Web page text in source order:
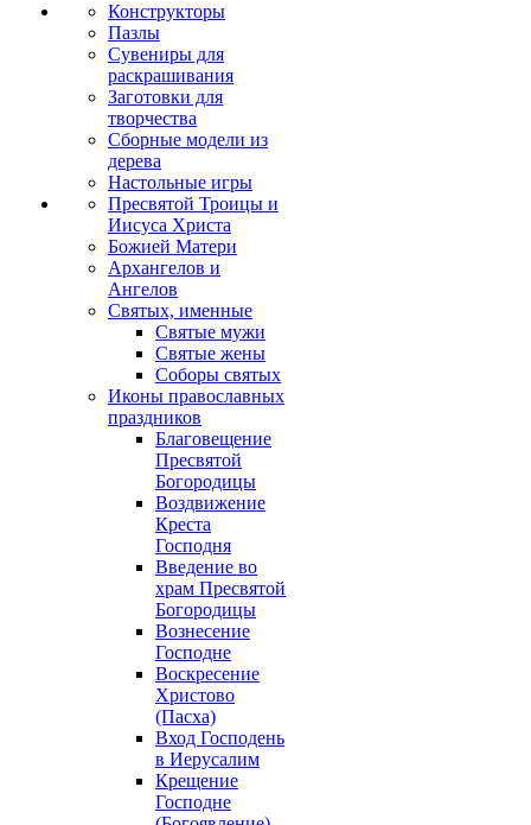
Конструкторы
Пазлы
Сувениры для
раскрашивания
Заготовки для
творчества
Сборные модели из
дерева
Настольные игры
Пресвятой Троицы и
Иисуса Христа
Божией Матери
Архангелов и
Ангелов
Святых, именные
Святые мужи
Святые жены
Соборы святых
Иконы православных
праздников
Благовещение
Пресвятой
Богородицы
Воздвижение
Креста
Господня
Введение во
храм Пресвятой
Богородицы
Вознесение
Господне
Воскресение
Христово
(Пасха)
Вход Господень
в Иерусалим
Крещение
Господне